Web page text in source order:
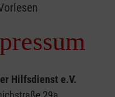
Hilfsdienst e.V.